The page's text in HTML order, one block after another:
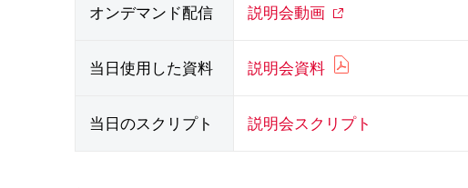
オンデマンド配信 説明会動画
当日使用した資料 説明会資料
当日のスクリプト 説明会スクリプト